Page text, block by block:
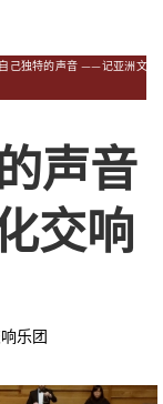
己独特的声音 ——记亚洲文
声音
交响
乐团